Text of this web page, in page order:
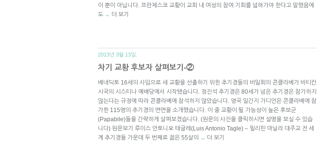
이 뿐이 아닙니다. 프란체스코 교황이 교회 내 여성의 참여 기회를 넓혀가야 한다고 말했음에
도 → 더 보기
2013년 3월 13일.
차기 교황 후보자 살펴보기-②
베네딕토 16세의 사임으로 새 교황을 선출하기 위한 추기경들의 비밀회의 콘클라베가 바티칸
시국의 시스티나 예배당에서 시작됐습니다. 정진석 추기경은 80세가 넘은 추기경은 참가하지
않는다는 규정에 따라 콘클라베에 참석하지 않았습니다. 영국 일간지 가디언은 콘클라베에 참
가한 115명의 추기경의 면면을 소개했습니다. 이 중 교황이 될 가능성이 높은 후보군
(Papabile)들을 간략하게 살펴보겠습니다. (원문의 사진을 클릭하시면 설명을 보실 수 있습
니다) 원문보기 루이스 안토니오 태글레(Luis Antonio Tagle) – 필리핀 마닐라 대주교 전 세
계 추기경들 가운데 두 번째로 젊은 55살의
→ 더 보기